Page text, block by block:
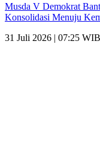
Musda V Demokrat
Konsolidasi Menuju
31 Juli 2026 | 07:25 WIB